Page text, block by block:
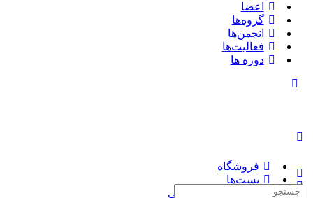
اعضا
گروه‌ها
انجمن‌ها
فعالیت‌ها
دوره ها
فروشگاه
پست‌ها
چاپ کتاب سفارشی
جستجوی: